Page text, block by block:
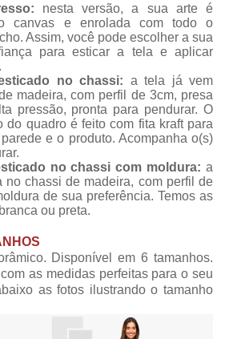
nesta versão, a sua arte é
canvas e enrolada com todo o
Assim, você pode escolher a sua
para esticar a tela e aplicar
no chassi: a tela já vem
madeira, com perfil de 3cm, presa
pressão, pronta para pendurar. O
do quadro é feito com fita kraft para
e o produto. Acompanha o(s)
no chassi com moldura: a
no chassi de madeira, com perfil de
de sua preferência. Temos as
ou preta.
Disponível em 6 tamanhos.
as medidas perfeitas para o seu
as fotos ilustrando o tamanho